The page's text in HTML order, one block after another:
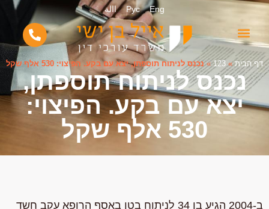
Eng
Рус االة
דף הבית»
123
»נכנס לניתוח תוספתן, יצא עם בקע. הפיצוי: 530 אלף שקל
נכנס לניתוח תוספתן,
יצא עם בקע. הפיצוי:
530 אלף שקל
ב-2004 הגיע בן 34 לניתוח בטן באסף הרופא עקב חשד